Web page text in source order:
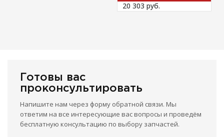
20 303 руб.
Готовы вас
проконсультировать
Напишите нам через форму обратной связи. Мы
ответим на все интересующие вас вопросы и проведём
бесплатную консультацию по выбору запчастей.